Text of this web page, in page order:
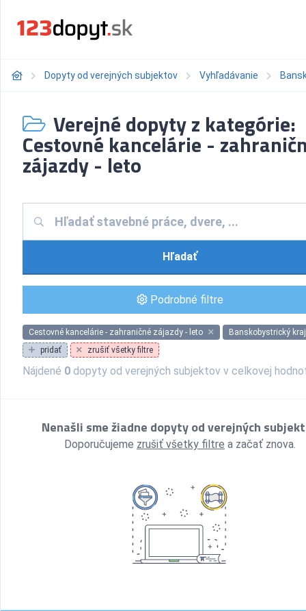
Dopyty od verejných subjektov Vyhľadávanie
Verejné dopyty z kategórie:
Cestovné kancelárie -
zájazdy - leto
Hľadať
Podrobné filtre
Cestovné kancelárie - zahraničné zájazdy - leto
Banskobystrický kraj
pridať
zrušiť všetky filtre
Nájdené 0 dopyty od verejných subjektov v celkovej
Nenašli sme žiadne dopyty od verejných
Doporučujeme zrušiť všetky filtre a začať znova.